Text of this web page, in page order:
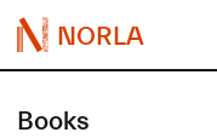
NORLA
Books